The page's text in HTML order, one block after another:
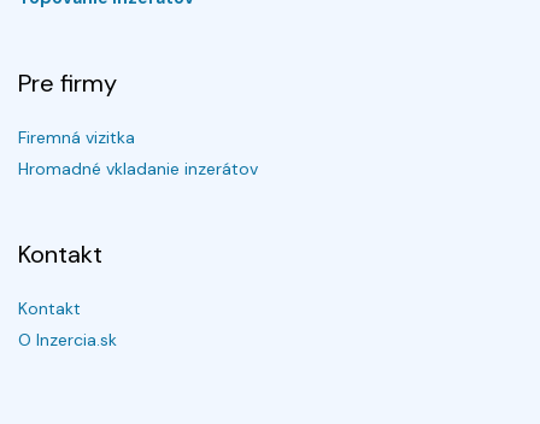
Pre firmy
Firemná vizitka
Hromadné vkladanie inzerátov
Kontakt
Kontakt
O Inzercia.sk